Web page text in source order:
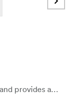
Fits video tripods\* with 75mm bowls and provides a platform to attach video heads which not have leveling ball built in.